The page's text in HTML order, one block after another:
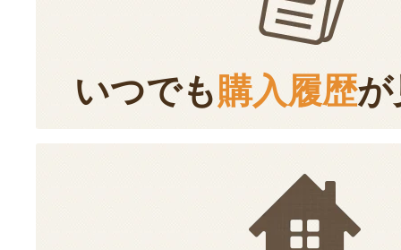
いつでも購入履歴が